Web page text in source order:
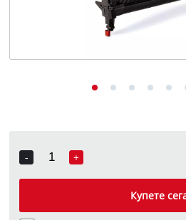
-
Quantity
+
Купете